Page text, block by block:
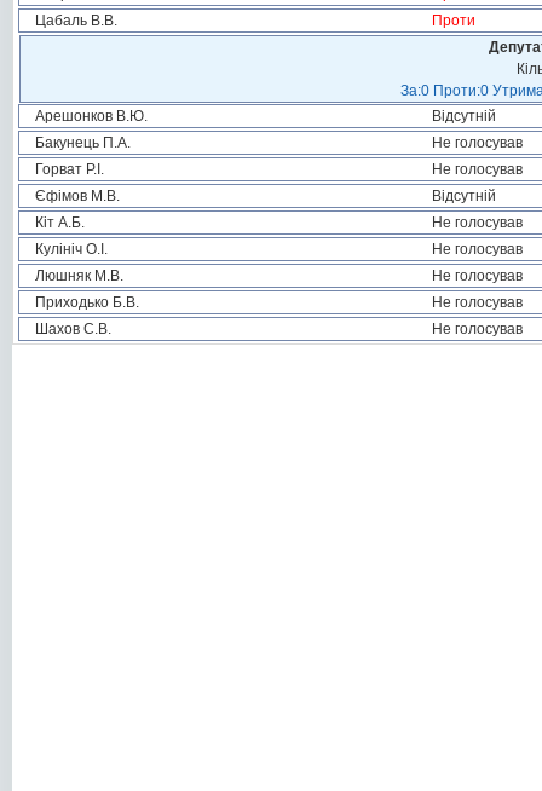
Цабаль В.В.
Проти
За:0 Проти:0
Арешонков В.Ю.
Відсутній
Бакунець П.А.
Не голосував
Горват Р.І.
Не голосував
Єфімов М.В.
Відсутній
Кіт А.Б.
Не голосував
Кулініч О.І.
Не голосував
Люшняк М.В.
Не голосував
Приходько Б.В.
Не голосував
Шахов С.В.
Не голосував